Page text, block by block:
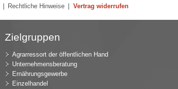
Rechtliche Hinweise Vertrag widerrufen
Zielgruppen
Agrarressort der öffentlichen Hand
Unternehmensberatung
Ernährungsgewerbe
Einzelhandel